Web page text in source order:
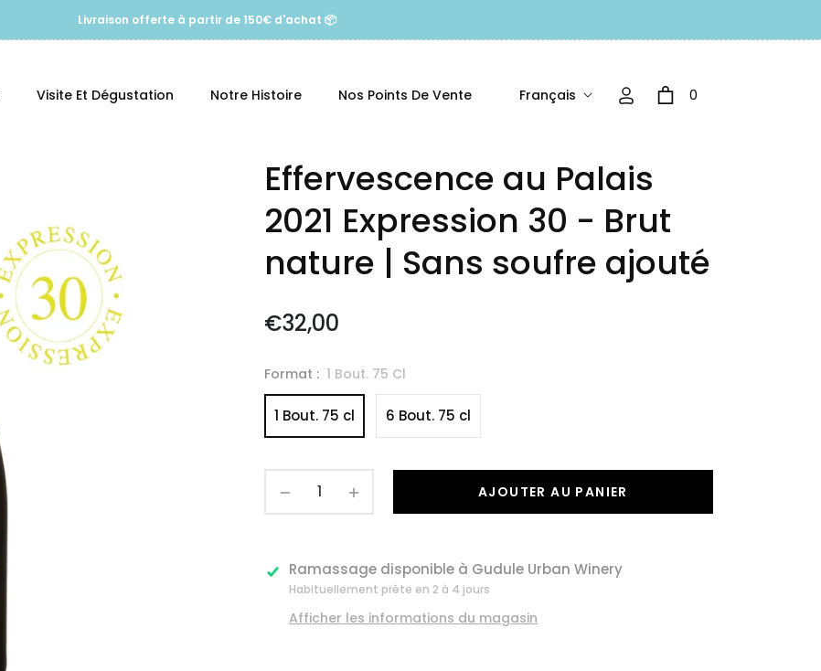
Livraison offerte à partir de 150€ d'achat 📦
Visite Et Dégustation Notre Histoire Nos Points De Vente Français Panier
0
Effervescence au Palais
2021 Expression 30 - Brut
nature | Sans soufre ajouté
Prix
normal
€32,00
Format : 1 Bout. 75 Cl
1 Bout. 75 cl 6 Bout. 75 cl
AJOUTER AU PANIER
Ramassage disponible à Gudule Urban Winery
Habituellement prête en 2 à 4 jours
Afficher les informations du magasin